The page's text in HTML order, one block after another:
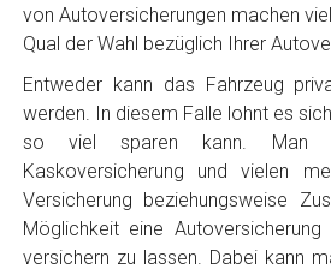
Sonstiges
von Autoversicherungen machen
Qual der Wahl bezüglich Ihrer
Entweder kann das Fahrzeug
werden. In diesem Falle lohnt es
so viel sparen kann. Man
Kaskoversicherung und vielen
Versicherung beziehungsweise
Möglichkeit eine
versichern zu lassen. Dabei kann